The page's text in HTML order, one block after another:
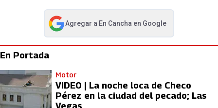
Agregar a En Cancha en Google
abre en nueva pestaña
En Portada
Motor
VIDEO | La noche loca de Checo
Pérez en la ciudad del pecado; Las
Vegas